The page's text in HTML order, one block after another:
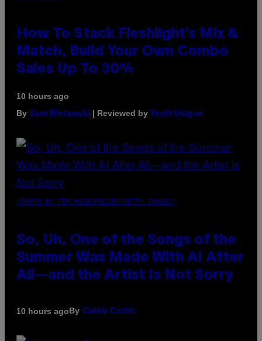
How To Stack Fleshlight’s Mix &
Match, Build Your Own Combo
Sales Up To 30%
10 hours ago
By Sam Watanuki | Reviewed by Ysolt Usigan
(PHOTO BY TIM MOSENFELDER/GETTY IMAGES)
So, Uh, One of the Songs of the
Summer Was Made With AI After
All—and the Artist Is Not Sorry
10 hours agoBy Caleb Catlin